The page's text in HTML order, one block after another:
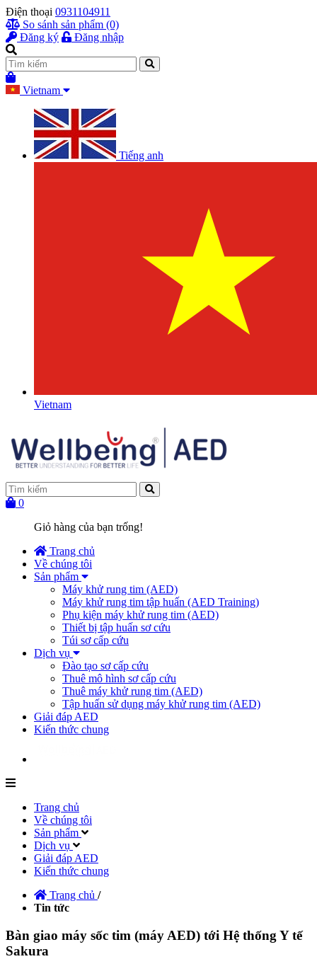
Điện thoại 0931104911
So sánh sản phẩm (0)
Đăng ký
Đăng nhập
Vietnam
Tiếng anh
Vietnam
0
Giỏ hàng của bạn trống!
Trang chủ
Về chúng tôi
Sản phẩm
Máy khử rung tim (AED)
Máy khử rung tim tập huấn (AED Training)
Phụ kiện máy khử rung tim (AED)
Thiết bị tập huấn sơ cứu
Túi sơ cấp cứu
Dịch vụ
Đào tạo sơ cấp cứu
Thuê mô hình sơ cấp cứu
Thuê máy khử rung tim (AED)
Tập huấn sử dụng máy khử rung tim (AED)
Giải đáp AED
Kiến thức chung
Trang chủ
Về chúng tôi
Sản phẩm
Dịch vụ
Giải đáp AED
Kiến thức chung
Trang chủ /
Tin tức
Bàn giao máy sốc tim (máy AED) tới Hệ thống Y tế
Sakura